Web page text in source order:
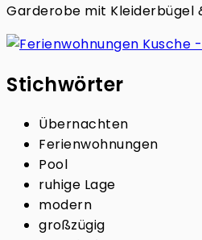
Garderobe mit Kleiderbügel
Stichwörter
Übernachten
Ferienwohnungen
Pool
ruhige Lage
modern
großzügig